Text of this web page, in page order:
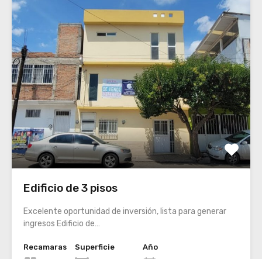
Edificio de 3 pisos
Excelente oportunidad de inversión, lista para generar
ingresos Edificio de…
Recamaras
Superficie
Año